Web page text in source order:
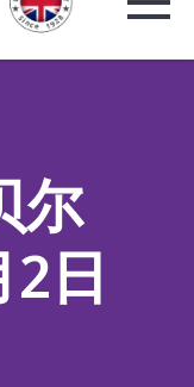
尔
日